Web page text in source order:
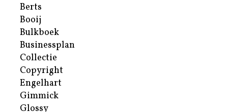
Berts
Booij
Bulkboek
Businessplan
Collectie
Copyright
Engelhart
Gimmick
Glossy